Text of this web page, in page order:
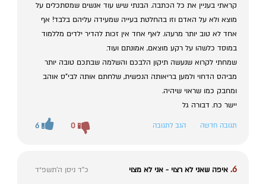
קראתי בעניין את כל הכתבה. הבנתי שיש עוד אנשים שמסתכלים על
מוצא ולא על האדם וזו בהחלטת בעייה שמעידה עליהם בלבד! אף
אחד לא טוב יותר מרעהו. לאף אחד אין זכות להדיר ילדים מללמוד
במוסד כלשהו על רקע מוצאם, אמונתם ועוד.
שמחתי לקרוא שנעשה תיקון הלבכם והשלמה שבתכם טובה יותר
מביהס הדחוי ולמען בריאותה הנפשית, שלחתם אותה לבי"ס אוהב
ומחבק כמו שראוי שיהיה.
יישר כח. דבורה גל
תגובה חדשה הגב לתגובה 6 0
6. איפה שאני לא רצוי - אני לא מצוי כ"ד ניסן ה׳תשפ״ד